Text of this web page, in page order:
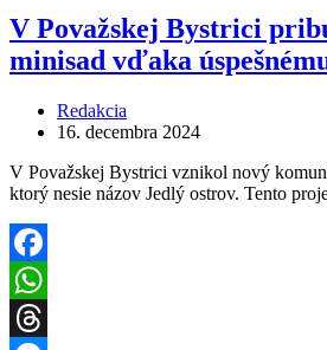
V Považskej Bystrici
minisad vďaka
Redakcia
16. decembra 2024
V Považskej Bystrici vznikol nový
ktorý nesie názov Jedlý ostrov. Tento
Facebook
WhatsApp